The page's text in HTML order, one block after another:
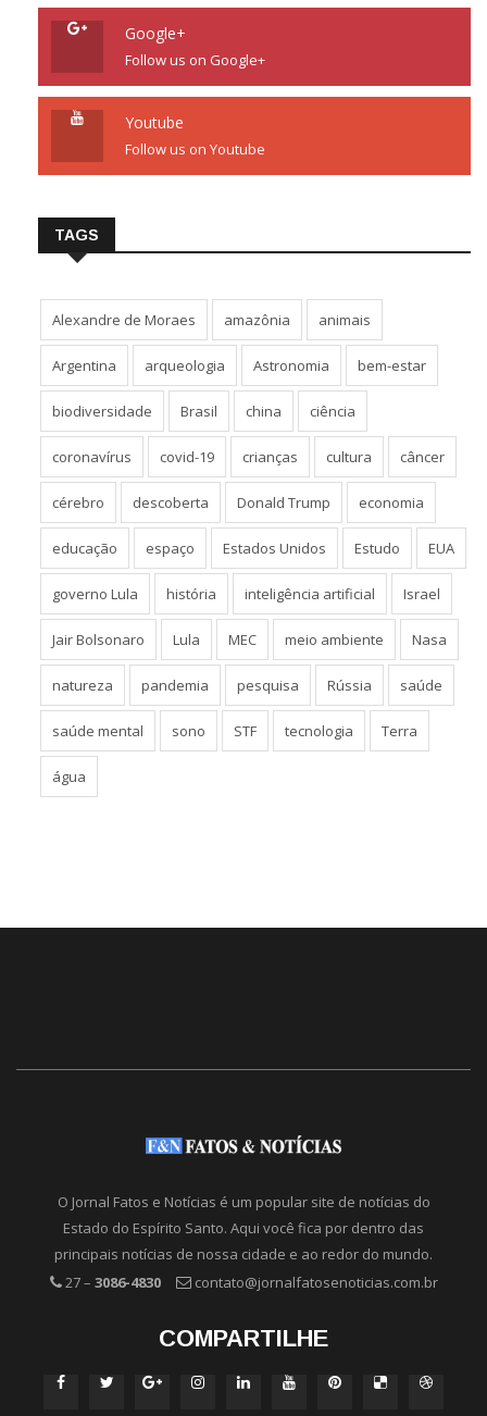
Google+
Follow us on Google+
Youtube
Follow us on Youtube
TAGS
Alexandre de Moraes amazônia animais
Argentina arqueologia Astronomia bem-estar
biodiversidade Brasil china ciência
coronavírus covid-19 crianças cultura câncer
cérebro descoberta Donald Trump economia
educação espaço Estados Unidos Estudo EUA
governo Lula história inteligência artificial Israel
Jair Bolsonaro Lula MEC meio ambiente Nasa
natureza pandemia pesquisa Rússia saúde
saúde mental sono STF tecnologia Terra
água
O Jornal Fatos e Notícias é um popular site de notícias do
Estado do Espírito Santo. Aqui você fica por dentro das
principais notícias de nossa cidade e ao redor do mundo.
27 – 3086-4830 contato@jornalfatosenoticias.com.br
COMPARTILHE